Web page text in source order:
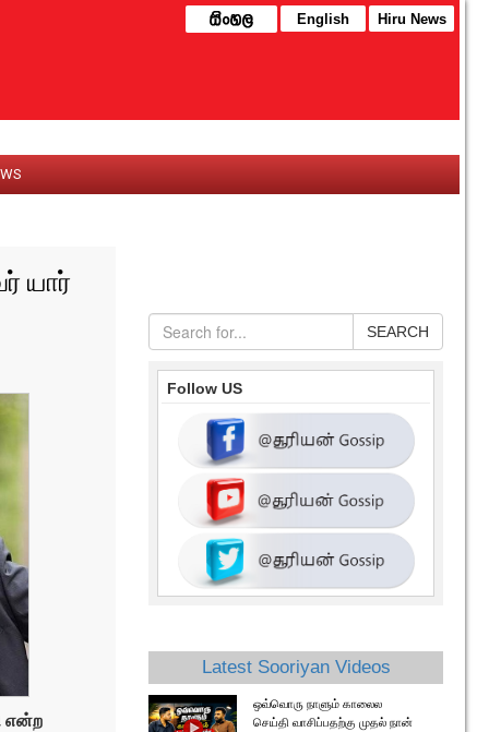
English Hiru News
யார்
என்ற
SEARCH
Follow US
Latest Sooriyan Videos
ஒவ்வொரு நாளும் காலைல
செய்தி வாசிப்பதற்கு முதல் நான்